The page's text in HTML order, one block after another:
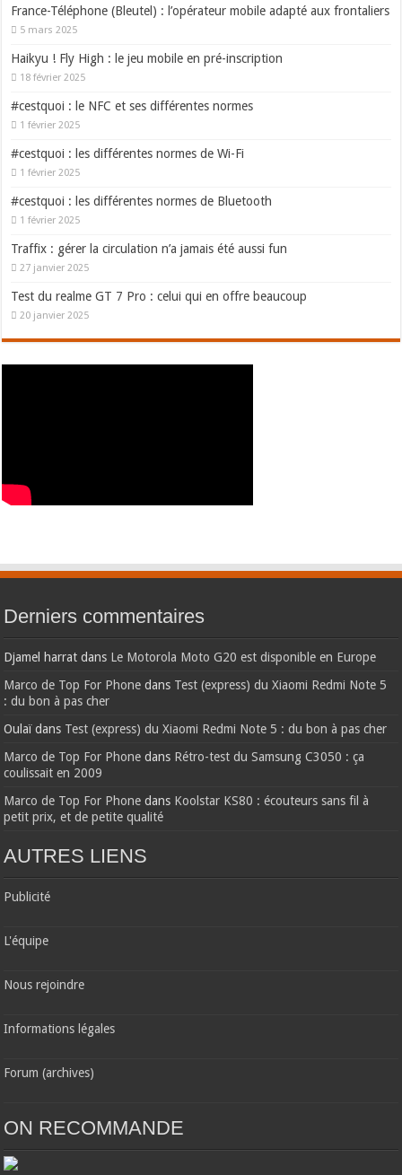
France-Téléphone (Bleutel) : l’opérateur mobile adapté aux frontaliers
5 mars 2025
Haikyu ! Fly High : le jeu mobile en pré-inscription
18 février 2025
#cestquoi : le NFC et ses différentes normes
1 février 2025
#cestquoi : les différentes normes de Wi-Fi
1 février 2025
#cestquoi : les différentes normes de Bluetooth
1 février 2025
Traffix : gérer la circulation n’a jamais été aussi fun
27 janvier 2025
Test du realme GT 7 Pro : celui qui en offre beaucoup
20 janvier 2025
Derniers commentaires
Djamel harrat dans Le Motorola Moto G20 est disponible en Europe
Marco de Top For Phone dans Test (express) du Xiaomi Redmi Note 5
: du bon à pas cher
Oulaïdans Test (express) du Xiaomi Redmi Note 5 : du bon à pas cher
Marco de Top For Phone dans Rétro-test du Samsung C3050 : ça
coulissait en 2009
Marco de Top For Phone dans Koolstar KS80 : écouteurs sans fil à
petit prix, et de petite qualité
AUTRES LIENS
Publicité
L'équipe
Nous rejoindre
Informations légales
Forum (archives)
ON RECOMMANDE